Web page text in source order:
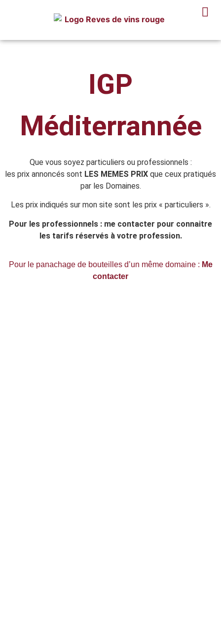
IGP
Méditerrannée
Que vous soyez particuliers ou professionnels :
les prix annoncés sont LES MEMES PRIX que ceux pratiqués
par les Domaines.
Les prix indiqués sur mon site sont les prix « particuliers ».
Pour les professionnels : me contacter pour connaitre
les tarifs réservés à votre profession.
Pour le panachage de bouteilles d’un même domaine : Me
contacter